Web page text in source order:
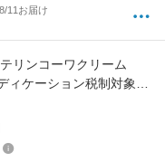
11お届け
リンコーワクリーム
ケーション税制対象商